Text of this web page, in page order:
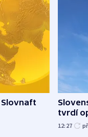
tvrdí
12:27